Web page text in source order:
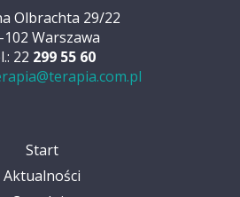
Olbrachta 29/22
102 Warszawa
22 299 55 60
Start
Aktualności